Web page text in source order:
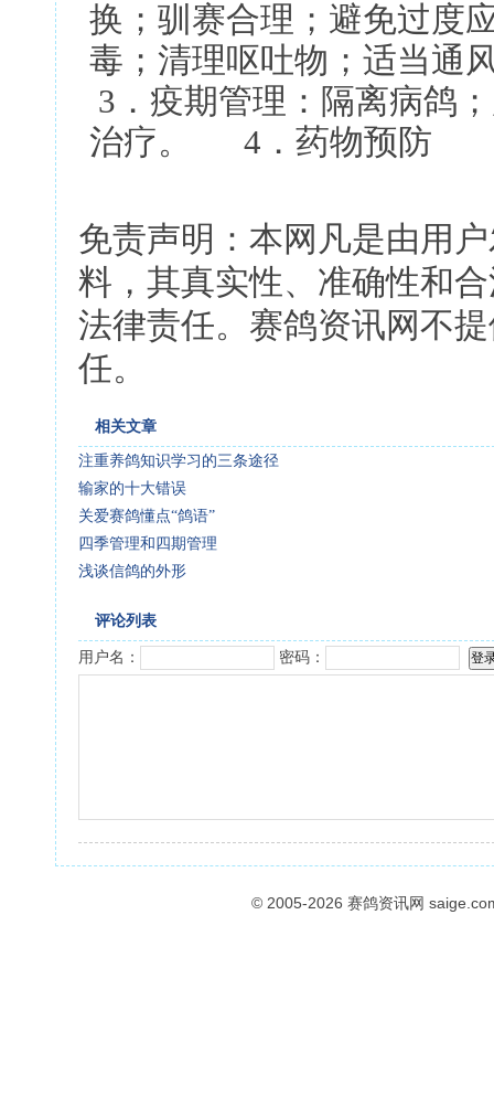
换；驯赛合理；避免过
毒；清理呕吐物；适当
3．疫期管理：隔离病鸽
治疗。 4．药物预防
免责声明：本网凡是由用
料，其真实性、准确性和
法律责任。赛鸽资讯网不
任。
相关文章
注重养鸽知识学习的三条途径
输家的十大错误
关爱赛鸽懂点“鸽语”
四季管理和四期管理
浅谈信鸽的外形
评论列表
用户名： 密码：
© 2005-2026 赛鸽资讯网